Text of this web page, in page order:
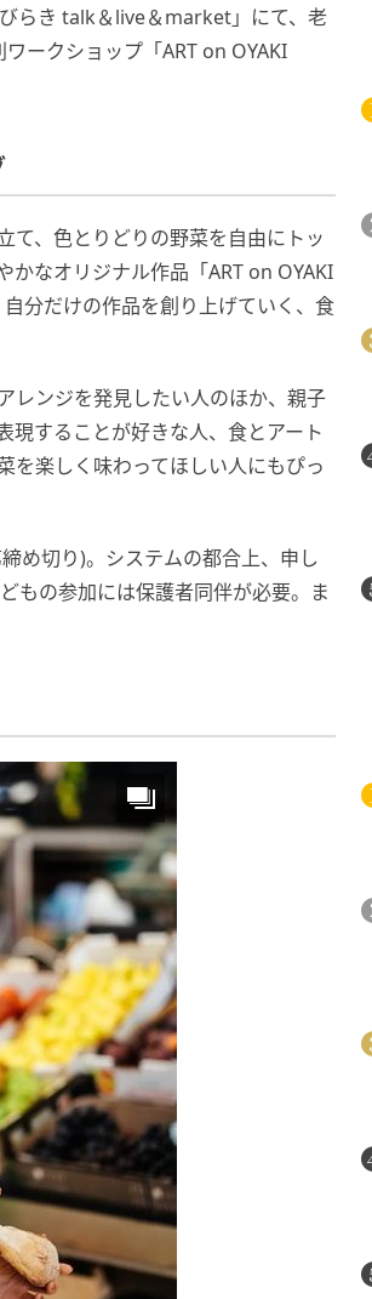
らき talk＆live＆market」にて、老
ークショップ「ART on OYAKI
て、色とりどりの野菜を自由にトッ
かなオリジナル作品「ART on OYAKI
分だけの作品を創り上げていく、食
レンジを発見したい人のほか、親子
現することが好きな人、食とアート
を楽しく味わってほしい人にもぴっ
め切り)。システムの都合上、申し
もの参加には保護者同伴が必要。ま